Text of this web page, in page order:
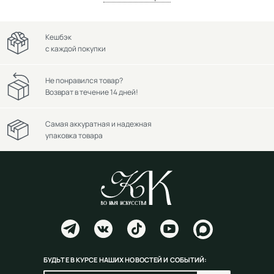
Кешбэк
с каждой покупки
Не понравился товар?
Возврат в течение 14 дней!
Самая аккуратная и надежная
упаковка товара
БУДЬТЕ В КУРСЕ НАШИХ НОВОСТЕЙ И СОБЫТИЙ: